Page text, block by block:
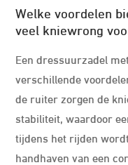
Welke voordelen
veel kniewrong
Een dressuurzadel
verschillende
de ruiter zorgen de
stabiliteit, waardoor
tijdens het rijden
handhaven van een